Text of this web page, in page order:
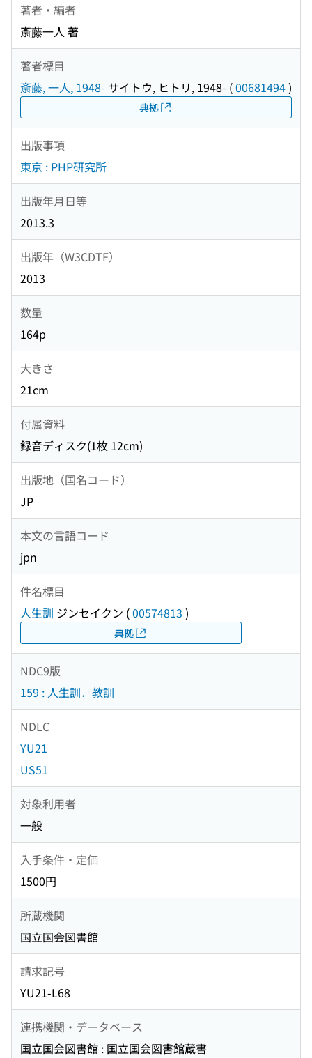
著者・編者
斎藤一人 著
著者標目
斎藤, 一人, 1948- サイトウ, ヒトリ, 1948- (00681494)
典拠
出版事項
東京 : PHP研究所
出版年月日等
2013.3
出版年（W3CDTF）
2013
数量
164p
大きさ
21cm
付属資料
録音ディスク(1枚 12cm)
出版地（国名コード）
JP
本文の言語コード
jpn
件名標目
人生訓 ジンセイクン (00574813 )
典拠
NDC9版
159 : 人生訓．教訓
NDLC
YU21
US51
対象利用者
一般
入手条件・定価
1500円
所蔵機関
国立国会図書館
請求記号
YU21-L68
連携機関・データベース
国立国会図書館 : 国立国会図書館蔵書